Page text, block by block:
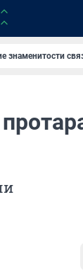
знаменитости